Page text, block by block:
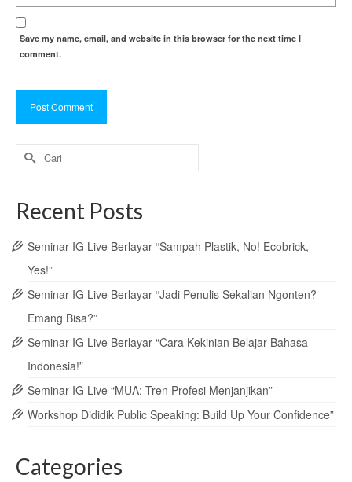
Save my name, email, and website in this browser for the next time I
comment.
Search
for:
Recent Posts
Seminar IG Live Berlayar “Sampah Plastik, No! Ecobrick,
Yes!”
Seminar IG Live Berlayar “Jadi Penulis Sekalian Ngonten?
Emang Bisa?”
Seminar IG Live Berlayar “Cara Kekinian Belajar Bahasa
Indonesia!”
Seminar IG Live “MUA: Tren Profesi Menjanjikan”
Workshop Dididik Public Speaking: Build Up Your Confidence”
Categories